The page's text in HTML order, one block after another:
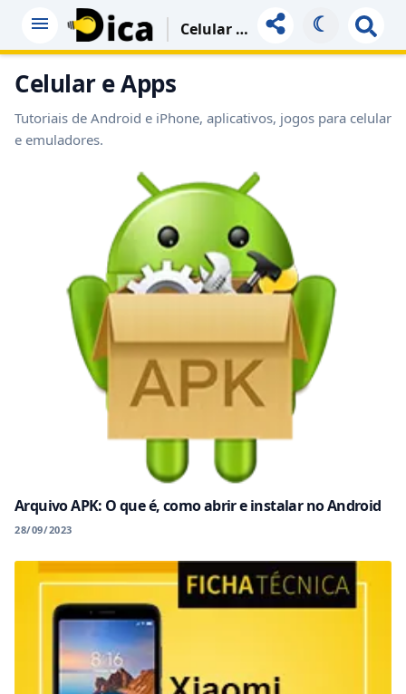
Celular E Apps ☾
Celular e Apps
Tutoriais de Android e iPhone, aplicativos, jogos para celular
e emuladores.
Arquivo APK: O que é, como abrir e instalar no Android
28/09/2023